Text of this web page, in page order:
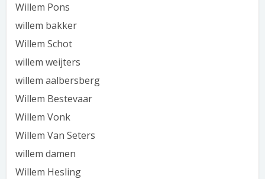
Willem Pons
willem bakker
Willem Schot
willem weijters
willem aalbersberg
Willem Bestevaar
Willem Vonk
Willem Van Seters
willem damen
Willem Hesling